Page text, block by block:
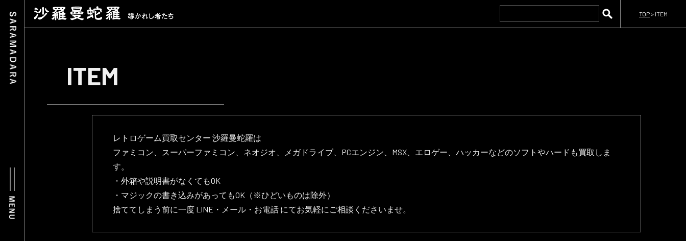
TOP> ITEM
ITEM
レトロゲーム買取センター 沙羅曼蛇羅は
ファミコン、スーパーファミコン、ネオジオ、メガドライブ、PCエンジン、MSX、エロゲー、ハッカーなどのソフトやハードも買取しま
す。
・外箱や説明書がなくてもOK
・マジックの書き込みがあってもOK（※ひどいものは除外）
捨ててしまう前に一度 LINE・メール・お電話 にてお気軽にご相談くださいませ。